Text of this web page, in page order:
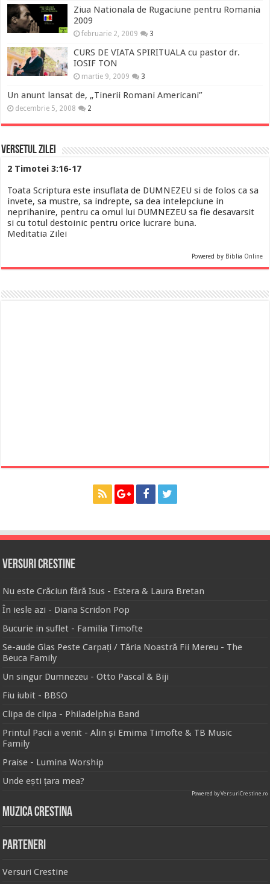
Ziua Nationala de Rugaciune pentru Romania
2009
februarie 2, 2009 3
CURS DE VIATA SPIRITUALA cu pastor dr.
IOSIF TON
martie 9, 2009 3
Un anunt lansat de, „Tinerii Romani Americani”
decembrie 5, 2008 2
Versetul Zilei
2 Timotei 3:16-17
Toata Scriptura este insuflata de DUMNEZEU si de folos ca sa
invete, sa mustre, sa indrepte, sa dea intelepciune in
neprihanire, pentru ca omul lui DUMNEZEU sa fie desavarsit
si cu totul destoinic pentru orice lucrare buna.
Meditatia Zilei
Powered by Biblia Online
Versuri Crestine
Nu este Crăciun fără Isus - Estera & Laura Bretan
În iesle azi - Diana Scridon Pop
Bucurie in suflet - Familia Timofte
Se-aude Glas Peste Carpați / Tăria Noastră Fii Mereu - The
Beuca Family
Un singur Dumnezeu - Otto Pascal & Biji
Fiu iubit - BBSO
Clipa de clipa - Philadelphia Band
Printul Pacii a venit - Alin și Emima Timofte & TB Music
Family
Praise - Lumina Worship
Unde ești țara mea?
Powered byVersuriCrestine.ro
Muzica Crestina
Parteneri
Versuri Crestine